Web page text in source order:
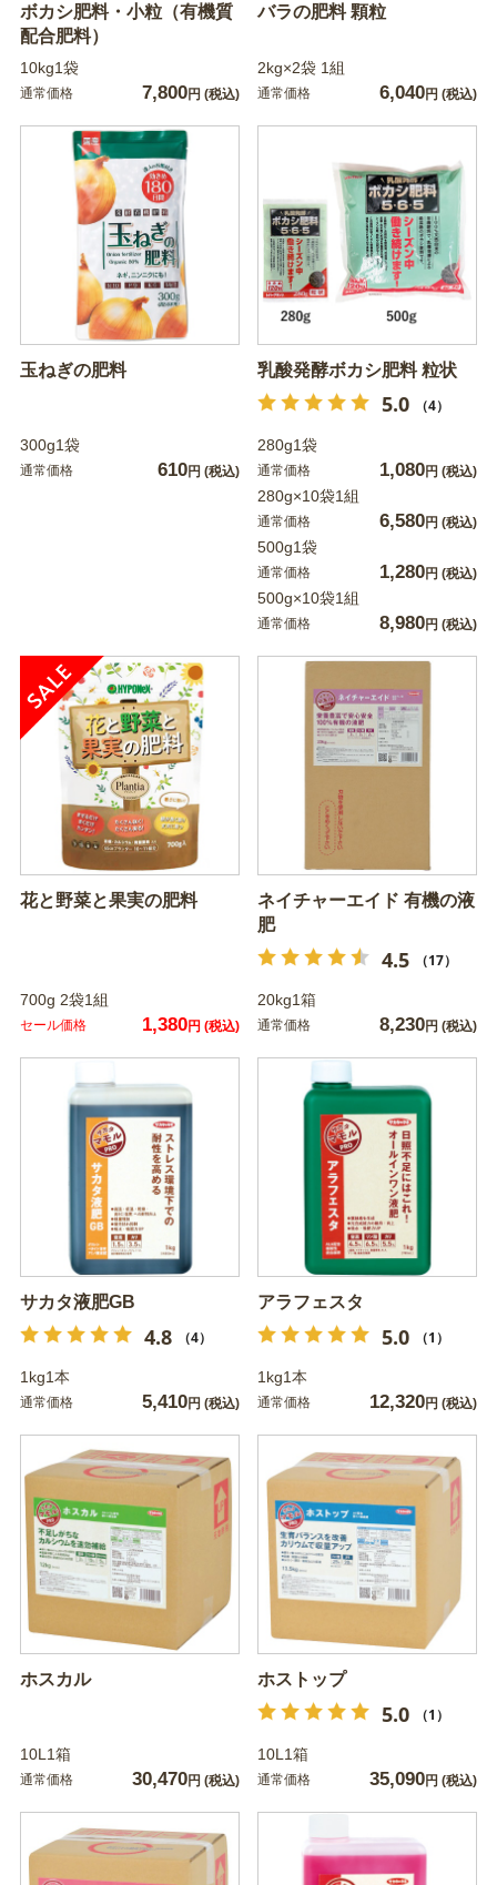
ボカシ肥料・小粒（有機質
配合肥料）
10kg1袋
通常価格 7,800円 (税込)
バラの肥料 顆粒
2kg×2袋 1組
通常価格 6,040円 (税込)
玉ねぎの肥料
300g1袋
通常価格 610円 (税込)
乳酸発酵ボカシ肥料 粒状
5.0 （4）
280g1袋
通常価格 1,080円 (税込)
280g×10袋1組
通常価格 6,580円 (税込)
500g1袋
通常価格 1,280円 (税込)
500g×10袋1組
通常価格 8,980円 (税込)
花と野菜と果実の肥料
700g 2袋1組
セール価格 1,380円 (税込)
ネイチャーエイド 有機の液
肥
4.5 （17）
20kg1箱
通常価格 8,230円 (税込)
サカタ液肥GB
4.8 （4）
1kg1本
通常価格 5,410円 (税込)
アラフェスタ
5.0 （1）
1kg1本
通常価格 12,320円 (税込)
ホスカル
10L1箱
通常価格 30,470円 (税込)
ホストップ
5.0 （1）
10L1箱
通常価格 35,090円 (税込)